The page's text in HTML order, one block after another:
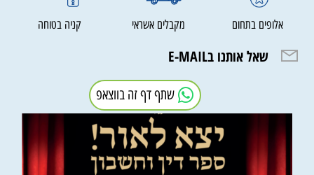
אלופים בתחום מקבלים אשראי קניה בטוחה
שאל אותנו בE-MAIL
שתף דף זה בווצאפ